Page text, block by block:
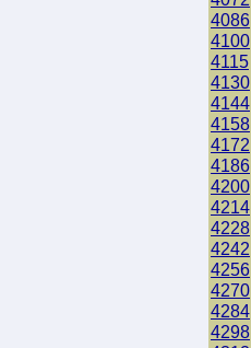
4086
4100
4115
4130
4144
4158
4172
4186
4200
4214
4228
4242
4256
4270
4284
4298